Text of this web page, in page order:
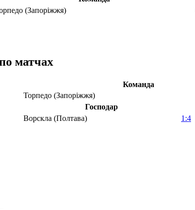
(Запоріжжя)
матчах
Команда
Торпедо (Запоріжжя)
Господар
Ворскла (Полтава) 1:4